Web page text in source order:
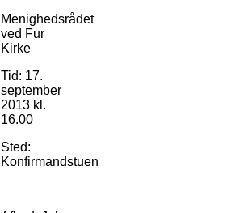
Menighedsrådet
ved Fur
Kirke
Tid: 17.
september
2013 kl.
16.00
Sted:
Konfirmandstuen